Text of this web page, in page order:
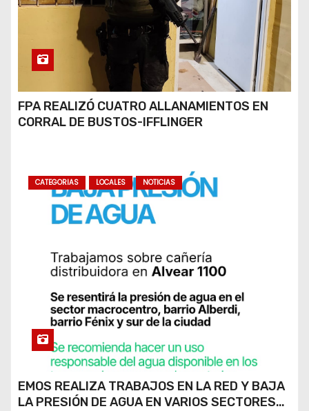
FPA REALIZÓ CUATRO ALLANAMIENTOS EN
CORRAL DE BUSTOS-IFFLINGER
CATEGORIAS LOCALES NOTICIAS
EMOS REALIZA TRABAJOS EN LA RED Y BAJA
LA PRESIÓN DE AGUA EN VARIOS SECTORES